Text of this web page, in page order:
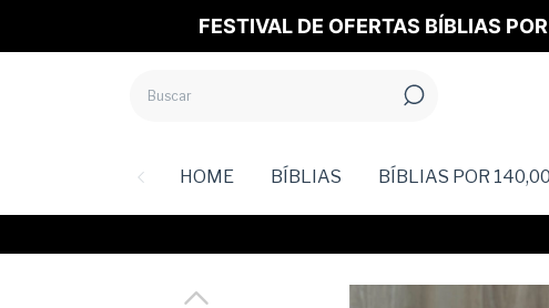
FESTIVAL DE OFERTAS BÍBLIAS
HOME BÍBLIAS BÍBLIAS POR 140,00